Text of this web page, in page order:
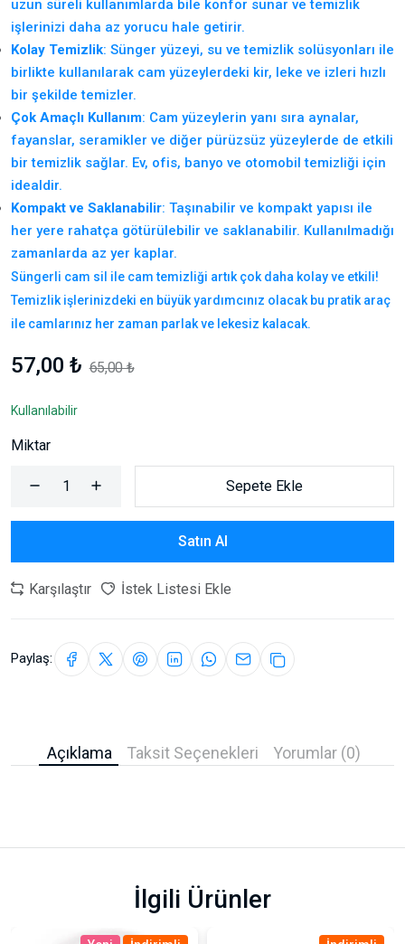
uzun süreli kullanımlarda bile konfor sunar ve temizlik
işlerinizi daha az yorucu hale getirir.
Kolay Temizlik: Sünger yüzeyi, su ve temizlik solüsyonları ile
birlikte kullanılarak cam yüzeylerdeki kir, leke ve izleri hızlı
bir şekilde temizler.
Çok Amaçlı Kullanım: Cam yüzeylerin yanı sıra aynalar,
fayanslar, seramikler ve diğer pürüzsüz yüzeylerde de etkili
bir temizlik sağlar. Ev, ofis, banyo ve otomobil temizliği için
idealdir.
Kompakt ve Saklanabilir: Taşınabilir ve kompakt yapısı ile
her yere rahatça götürülebilir ve saklanabilir. Kullanılmadığı
zamanlarda az yer kaplar.
Süngerli cam sil ile cam temizliği artık çok daha kolay ve etkili!
Temizlik işlerinizdeki en büyük yardımcınız olacak bu pratik araç
ile camlarınız her zaman parlak ve lekesiz kalacak.
57,00 ₺ 65,00 ₺
Kullanılabilir
Miktar
Sepete Ekle
Satın Al
Karşılaştır İstek Listesi Ekle
Paylaş:
Açıklama Taksit Seçenekleri Yorumlar (0)
İlgili Ürünler